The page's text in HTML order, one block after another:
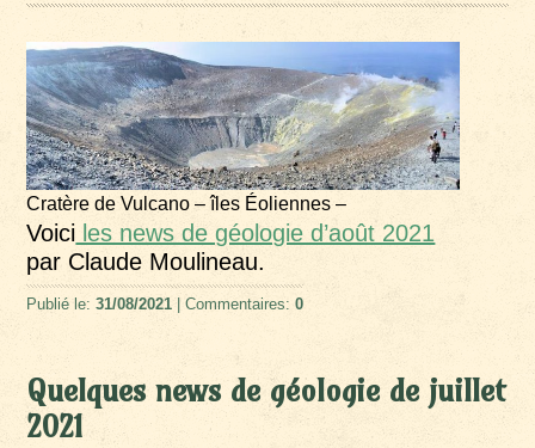
Cratère de Vulcano – îles Éoliennes –
Voici les news de géologie d’août 2021
par Claude Moulineau.
Publié le:31/08/2021 | Commentaires:0
Quelques news de géologie de juillet
2021